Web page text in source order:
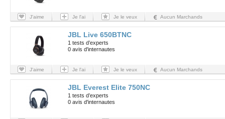
J'aime Je l'ai Je le veux Aucun Marchands
JBL Live 650BTNC
1 tests d’experts
0 avis d'internautes
J'aime Je l'ai Je le veux Aucun Marchands
JBL Everest Elite 750NC
1 tests d’experts
0 avis d'internautes